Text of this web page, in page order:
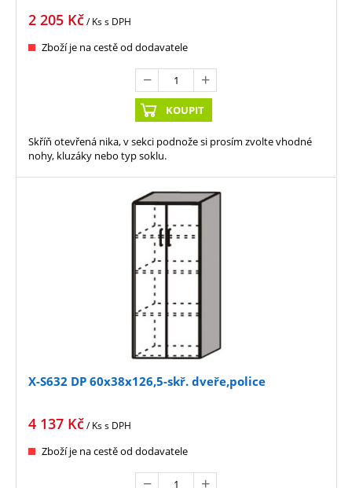
2 205 Kč/ Kss DPH
Zboží je na cestě od dodavatele
KOUPIT
Skříň otevřená nika, v sekci podnože si prosím zvolte vhodné
nohy, kluzáky nebo typ soklu.
X-S632 DP 60x38x126,5-skř. dveře,police
4 137 Kč/ Kss DPH
Zboží je na cestě od dodavatele